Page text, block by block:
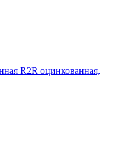
R2R оцинкованная,